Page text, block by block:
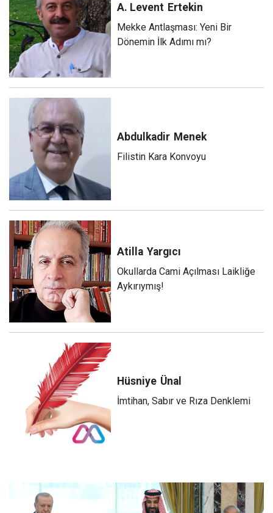
A. Levent Ertekin
Mekke Antlaşması: Yeni Bir
Dönemin İlk Adımı mı?
Abdulkadir Menek
Filistin Kara Konvoyu
Atilla Yargıcı
Okullarda Cami Açılması Laikliğe
Aykırıymış!
Hüsniye Ünal
İmtihan, Sabır ve Rıza Denklemi